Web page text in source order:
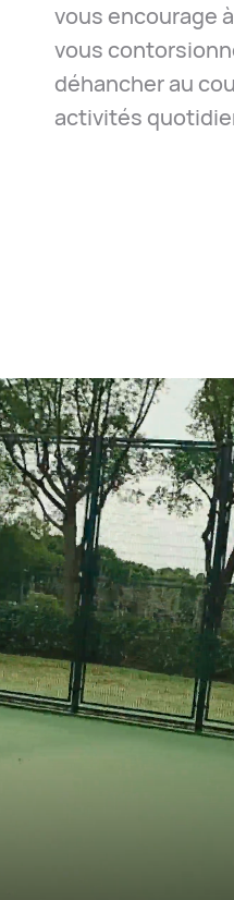
vous encourage
vous
déhancher au
activités